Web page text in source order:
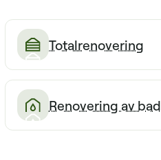
Totalrenovering
Renovering av bad